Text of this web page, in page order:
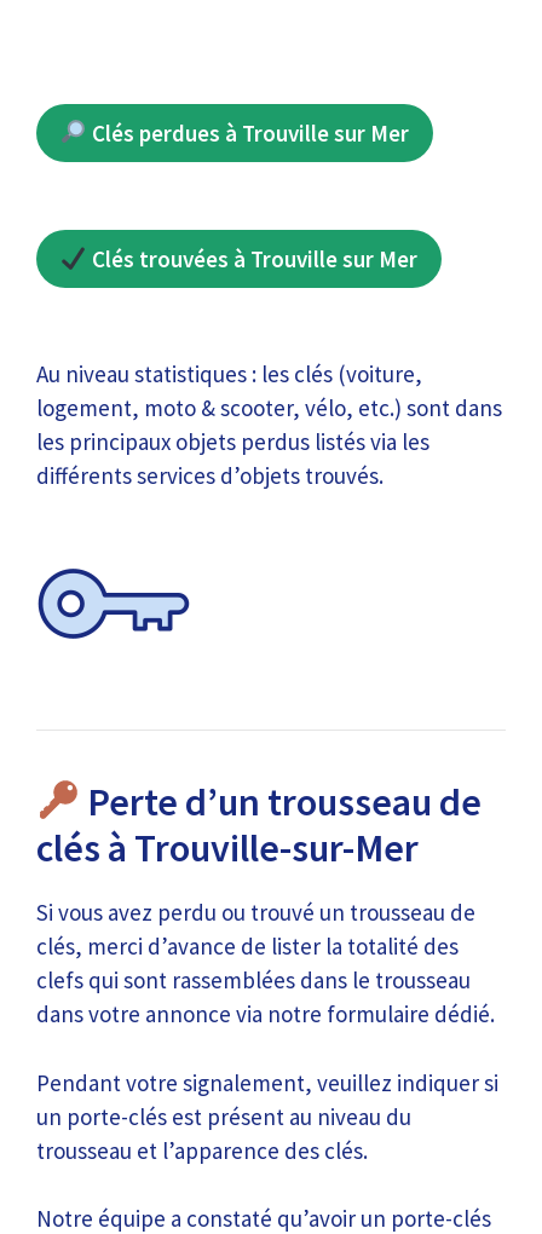
Clés perdues à Trouville sur Mer
Clés trouvées à Trouville sur Mer
Au niveau statistiques : les clés (voiture,
logement, moto & scooter, vélo, etc.) sont dans
les principaux objets perdus listés via les
différents services d’objets trouvés.
Perte d’un trousseau de
clés à Trouville-sur-Mer
Si vous avez perdu ou trouvé un trousseau de
clés, merci d’avance de lister la totalité des
clefs qui sont rassemblées dans le trousseau
dans votre annonce via notre formulaire dédié.
Pendant votre signalement, veuillez indiquer si
un porte-clés est présent au niveau du
trousseau et l’apparence des clés.
Notre équipe a constaté qu’avoir un porte-clés